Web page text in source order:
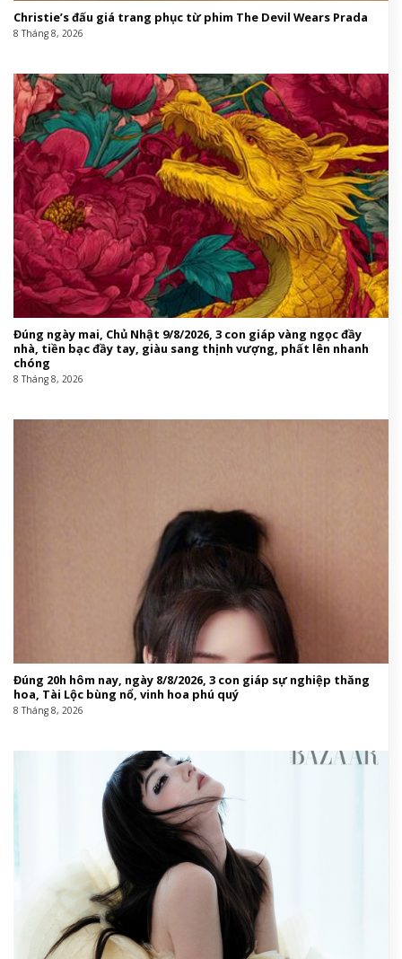
Christie’s đấu giá trang phục từ phim The Devil Wears Prada
8 Tháng 8, 2026
Đúng ngày mai, Chủ Nhật 9/8/2026, 3 con giáp vàng ngọc đầy
nhà, tiền bạc đầy tay, giàu sang thịnh vượng, phất lên nhanh
chóng
8 Tháng 8, 2026
Đúng 20h hôm nay, ngày 8/8/2026, 3 con giáp sự nghiệp thăng
hoa, Tài Lộc bùng nổ, vinh hoa phú quý
8 Tháng 8, 2026